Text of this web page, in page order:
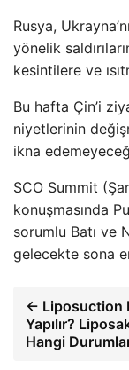
Rusya,
yönelik
kesintilere ve
Bu hafta Çin’i
niyetlerinin
ikna
SCO Summit
konuşmasında
sorumlu Batı ve
gelecekte sona
← Liposuction
Yapılır?
Hangi